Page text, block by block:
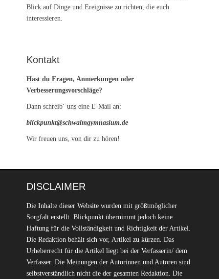
Blick auf Dinge und Ereignisse zu richten, die euch
interessieren.
Kontakt
Hast du Fragen, Anmerkungen oder
Verbesserungsvorschläge?
Dann schreib‘ uns eine E-Mail an:
blickpunkt@schwalmgymnasium.de
Wir freuen uns, von dir zu hören!
DISCLAIMER
Die Inhalte dieser Website wurden mit größtmöglicher
Sorgfalt erstellt. Blickpunkt übernimmt jedoch keine
Haftung für die Vollständigkeit und Richtigkeit der Artikel.
Die Redaktion behält sich vor, Artikel zu kürzen. Das
Urheberrecht für die Artikel liegt bei der Verfasserin/ dem
Verfasser. Die Meinungen der Autorinnen und Autoren sind
selbstverständlich nicht die der gesamten Redaktion. Die